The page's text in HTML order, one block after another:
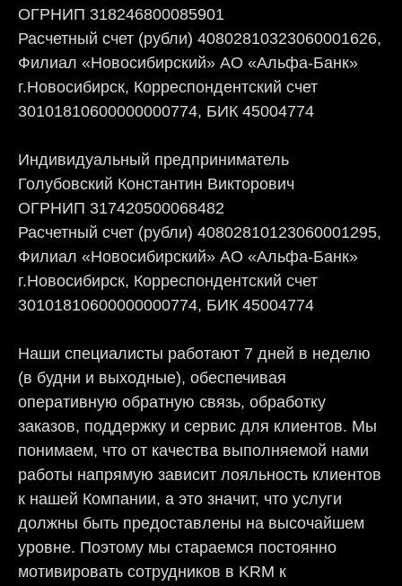
ОГРНИП 318246800085901
Расчетный счет (рубли) 40802810323060001626,
Филиал «Новосибирский» АО «Альфа-Банк»
г.Новосибирск, Корреспондентский счет
30101810600000000774, БИК 45004774
Индивидуальный предприниматель
Голубовский Константин Викторович
ОГРНИП 317420500068482
Расчетный счет (рубли) 40802810123060001295,
Филиал «Новосибирский» АО «Альфа-Банк»
г.Новосибирск, Корреспондентский счет
30101810600000000774, БИК 45004774
Наши специалисты работают 7 дней в неделю
(в будни и выходные), обеспечивая
оперативную обратную связь, обработку
заказов, поддержку и сервис для клиентов. Мы
понимаем, что от качества выполняемой нами
работы напрямую зависит лояльность клиентов
к нашей Компании, а это значит, что услуги
должны быть предоставлены на высочайшем
уровне. Поэтому мы стараемся постоянно
мотивировать сотрудников в KRM к